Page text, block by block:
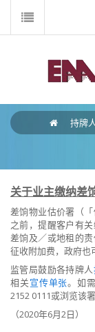
持牌
关于业主缴纳差
差饷物业估价署（
之前，提醒客户有
差饷及／或地租的
征收附加费，政府也
监管局鼓励各持牌人
相关宣传单张。如
2152 0111或浏览该
（2020年6月2日）